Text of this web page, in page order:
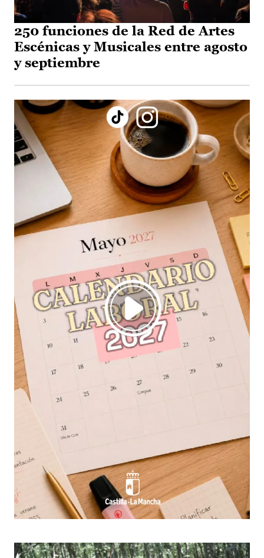
250 funciones de la Red de Artes
Escénicas y Musicales entre agosto
y septiembre